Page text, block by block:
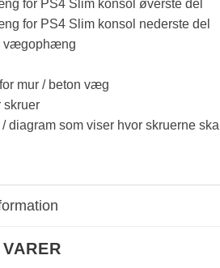
for PS4 Slim konsol øverste del
for PS4 Slim konsol nederste del
vægophæng
mur / beton væg
skruer
diagram som viser hvor skruerne